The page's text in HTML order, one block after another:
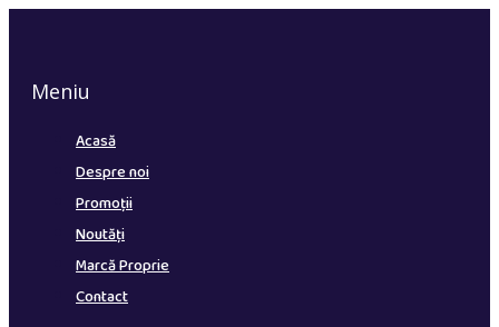
Meniu
Acasă
Despre noi
Promoții
Noutăți
Marcă Proprie
Contact